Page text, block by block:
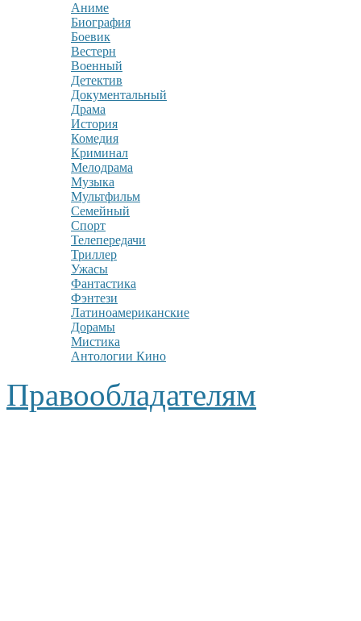
Аниме
Биография
Боевик
Вестерн
Военный
Детектив
Документальный
Драма
История
Комедия
Криминал
Мелодрама
Музыка
Мультфильм
Семейный
Спорт
Телепередачи
Триллер
Ужасы
Фантастика
Фэнтези
Латиноамериканские
Дорамы
Мистика
Антологии Кино
Правообладателям